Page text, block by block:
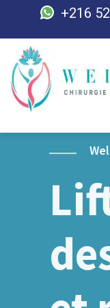
+216